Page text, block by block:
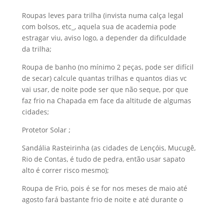
Roupas leves para trilha (invista numa calça legal
com bolsos, etc_, aquela sua de academia pode
estragar viu, aviso logo, a depender da dificuldade
da trilha;
Roupa de banho (no mínimo 2 peças, pode ser difícil
de secar) calcule quantas trilhas e quantos dias vc
vai usar, de noite pode ser que não seque, por que
faz frio na Chapada em face da altitude de algumas
cidades;
Protetor Solar ;
Sandália Rasteirinha (as cidades de Lençóis, Mucugê,
Rio de Contas, é tudo de pedra, então usar sapato
alto é correr risco mesmo);
Roupa de Frio, pois é se for nos meses de maio até
agosto fará bastante frio de noite e até durante o